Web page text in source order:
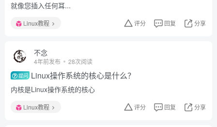
就像您插入任何耳...
Linux教程 评分 回复 分享
不念
4年前发布 28次阅读
提问 Linux操作系统的核心是什么？
内核是Linux操作系统的核心
Linux教程 评分 回复 分享